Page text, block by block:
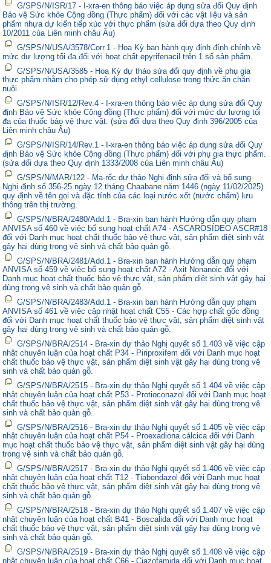
G/SPS/N/ISR/17 - I-xra-en thông báo việc áp dụng sửa đổi Quy định
Bảo vệ Sức khỏe Cộng đồng (Thực phẩm) đối với các vật liệu và sản
phẩm nhựa dự kiến tiếp xúc với thực phẩm (sửa đổi dựa theo Quy định
10/2011 của Liên minh châu Âu)
G/SPS/N/USA/3578/Corr.1 - Hoa Kỳ ban hành quy định đính chính về
mức dư lượng tối đa đối với hoạt chất epyrifenacil trên 1 số sản phẩm.
G/SPS/N/USA/3585 - Hoa Kỳ dự thảo sửa đổi quy định về phụ gia
thực phẩm nhằm cho phép sử dụng ethyl cellulose trong thức ăn chăn
nuôi.
G/SPS/N/ISR/12/Rev.4 - I-xra-en thông báo việc áp dụng sửa đổi Quy
định Bảo vệ Sức khỏe Cộng đồng (Thực phẩm) đối với mức dư lượng tối
đa của thuốc bảo vệ thực vật. (sửa đổi dựa theo Quy định 396/2005 của
Liên minh châu Âu)
G/SPS/N/ISR/14/Rev.1 - I-xra-en thông báo việc áp dụng sửa đổi Quy
định Bảo vệ Sức khỏe Cộng đồng (Thực phẩm) đối với phụ gia thực phẩm.
(sửa đổi dựa theo Quy định 1333/2008 của Liên minh châu Âu)
G/SPS/N/MAR/122 - Ma-rốc dự thảo Nghị định sửa đổi và bổ sung
Nghị định số 356-25 ngày 12 tháng Chaabane năm 1446 (ngày 11/02/2025)
quy định về tên gọi và đặc tính của các loại nước xốt (nước chấm) lưu
thông trên thị trường.
G/SPS/N/BRA/2480/Add.1 - Bra-xin ban hành Hướng dẫn quy phạm
ANVISA số 460 về việc bổ sung hoạt chất A74 - ASCAROSÍDEO ASCR#18
đối với Danh mục hoạt chất thuốc bảo vệ thực vật, sản phẩm diệt sinh vật
gây hại dùng trong vệ sinh và chất bảo quản gỗ.
G/SPS/N/BRA/2481/Add.1 - Bra-xin ban hành Hướng dẫn quy phạm
ANVISA số 459 về việc bổ sung hoạt chất A72 - Axit Nonanoic đối với
Danh mục hoạt chất thuốc bảo vệ thực vật, sản phẩm diệt sinh vật gây hại
dùng trong vệ sinh và chất bảo quản gỗ.
G/SPS/N/BRA/2483/Add.1 - Bra-xin ban hành Hướng dẫn quy phạm
ANVISA số 461 về việc cập nhật hoạt chất C55 - Các hợp chất gốc đồng
đối với Danh mục hoạt chất thuốc bảo vệ thực vật, sản phẩm diệt sinh vật
gây hại dùng trong vệ sinh và chất bảo quản gỗ.
G/SPS/N/BRA/2514 - Bra-xin dự thảo Nghị quyết số 1.403 về việc cập
nhật chuyên luận của hoạt chất P34 - Piriproxifem đối với Danh mục hoạt
chất thuốc bảo vệ thực vật, sản phẩm diệt sinh vật gây hại dùng trong vệ
sinh và chất bảo quản gỗ.
G/SPS/N/BRA/2515 - Bra-xin dự thảo Nghị quyết số 1.404 về việc cập
nhật chuyên luận của hoạt chất P53 - Protioconazol đối với Danh mục hoạt
chất thuốc bảo vệ thực vật, sản phẩm diệt sinh vật gây hại dùng trong vệ
sinh và chất bảo quản gỗ.
G/SPS/N/BRA/2516 - Bra-xin dự thảo Nghị quyết số 1.405 về việc cập
nhật chuyên luận của hoạt chất P54 - Proexadiona cálcica đối với Danh
mục hoạt chất thuốc bảo vệ thực vật, sản phẩm diệt sinh vật gây hại dùng
trong vệ sinh và chất bảo quản gỗ.
G/SPS/N/BRA/2517 - Bra-xin dự thảo Nghị quyết số 1.406 về việc cập
nhật chuyên luận của hoạt chất T12 - Tiabendazol đối với Danh mục hoạt
chất thuốc bảo vệ thực vật, sản phẩm diệt sinh vật gây hại dùng trong vệ
sinh và chất bảo quản gỗ.
G/SPS/N/BRA/2518 - Bra-xin dự thảo Nghị quyết số 1.407 về việc cập
nhật chuyên luận của hoạt chất B41 - Boscalida đối với Danh mục hoạt
chất thuốc bảo vệ thực vật, sản phẩm diệt sinh vật gây hại dùng trong vệ
sinh và chất bảo quản gỗ.
G/SPS/N/BRA/2519 - Bra-xin dự thảo Nghị quyết số 1.408 về việc cập
nhật chuyên luận của hoạt chất C66 - Ciazofamida đối với Danh mục hoạt